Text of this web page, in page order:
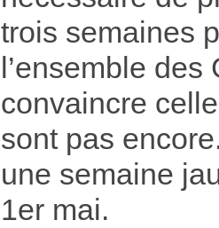
trois semaines
l’ensemble
convaincre
sont pas
une semaine
1er mai.